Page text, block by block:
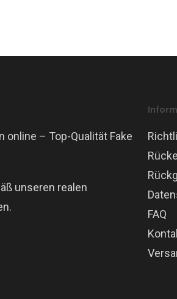
online – Top-Qualität Fake
unseren realen
FAQ